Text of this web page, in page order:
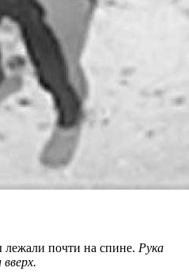
лежали почти на спине. Рука